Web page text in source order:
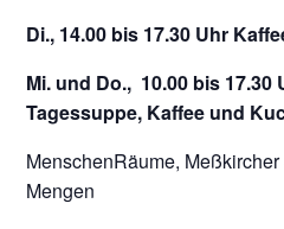
Di., 14.00 bis 17.30 Uhr
Mi. und Do., 10.00 bis 17.30
Tagessuppe, Kaffee und
MenschenRäume,
Mengen